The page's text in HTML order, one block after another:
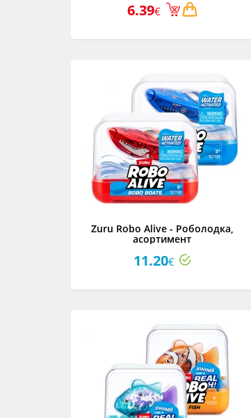
6.39€
Zuru Robo Alive - Роболодка,
асортимент
11.20€